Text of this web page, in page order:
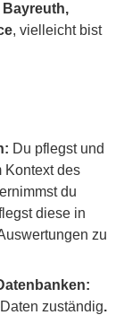
Bayreuth,
, vielleicht bist
Du pflegst und
Kontext des
du
diese in
zu
zuständig.